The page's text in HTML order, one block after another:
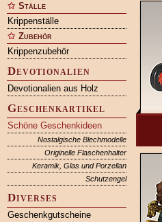
Ställe
Krippenställe
Zubehör
Krippenzubehör
Devotionalien
Devotionalien aus Holz
Geschenkartikel
Schöne Geschenkideen
Nostalgische Blechmodelle
Originelle Flaschenhalter
Keramik, Glas und Porzellan
Schutzengel
Diverses
Geschenkgutscheine